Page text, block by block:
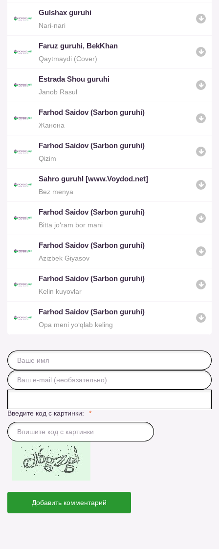
Gulshax guruhi
Nari-nari
Faruz guruhi, BekKhan
Qaytmaydi (Cover)
Estrada Shou guruhi
Janob Rasul
Farhod Saidov (Sarbon guruhi)
Жанона
Farhod Saidov (Sarbon guruhi)
Qizim
Sahro guruhI [www.Voydod.net]
Bez menya
Farhod Saidov (Sarbon guruhi)
Bitta jo‘ram bor mani
Farhod Saidov (Sarbon guruhi)
Azizbek Giyasov
Farhod Saidov (Sarbon guruhi)
Kelin kuyovlar
Farhod Saidov (Sarbon guruhi)
Opa meni yo‘qlab keling
Введите код с картинки:
Добавить комментарий